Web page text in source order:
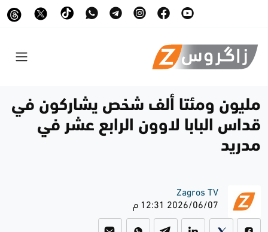
مليون ومئتا ألف شخص يشاركون في
قداس البابا لاوون الرابع عشر في
مدريد
Zagros TV
2026/06/07 12:31 م